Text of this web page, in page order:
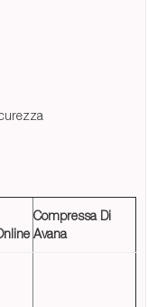
Compressa Di
Avana